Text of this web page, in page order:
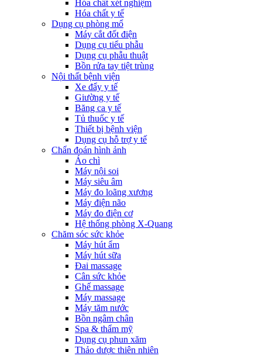
Hóa chất xét nghiệm
Hóa chất y tế
Dụng cụ phòng mổ
Máy cắt đốt điện
Dụng cụ tiểu phẫu
Dụng cụ phẫu thuật
Bồn rửa tay tiệt trùng
Nội thất bệnh viện
Xe đẩy y tế
Giường y tế
Băng ca y tế
Tủ thuốc y tế
Thiết bị bệnh viện
Dụng cụ hỗ trợ y tế
Chẩn đoán hình ảnh
Áo chì
Máy nội soi
Máy siêu âm
Máy đo loãng xương
Máy điện não
Máy đo điện cơ
Hệ thống phòng X-Quang
Chăm sóc sức khỏe
Máy hút ẩm
Máy hút sữa
Đai massage
Cân sức khỏe
Ghế massage
Máy massage
Máy tăm nước
Bồn ngâm chân
Spa & thẩm mỹ
Dụng cụ phun xăm
Thảo dược thiên nhiên